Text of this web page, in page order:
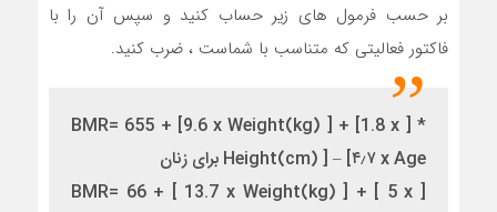
بر حسب فرمول های زیر حساب کنید و سپس آن را با
فاکتور فعالیتی که متناسب با شماست ، ضرب کنید.
* [ BMR= 655 + [9.6 x Weight(kg) ] + [1.8 x
Height(cm) ] – [۴٫۷ x Age برای زنان
[ BMR= 66 + [ 13.7 x Weight(kg) ] + [ 5 x